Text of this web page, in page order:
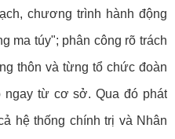
chương trình hành động
ma túy"; phân công rõ trách
thôn và từng tổ chức đoàn
từ cơ sở. Qua đó phát
hệ thống chính trị và Nhân